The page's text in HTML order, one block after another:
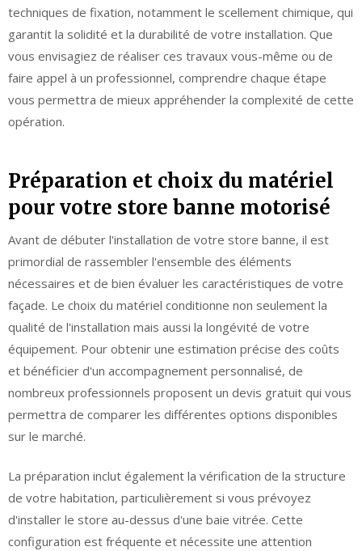
techniques de fixation, notamment le scellement chimique, qui
garantit la solidité et la durabilité de votre installation. Que
vous envisagiez de réaliser ces travaux vous-même ou de
faire appel à un professionnel, comprendre chaque étape
vous permettra de mieux appréhender la complexité de cette
opération.
Préparation et choix du matériel
pour votre store banne motorisé
Avant de débuter l'installation de votre store banne, il est
primordial de rassembler l'ensemble des éléments
nécessaires et de bien évaluer les caractéristiques de votre
façade. Le choix du matériel conditionne non seulement la
qualité de l'installation mais aussi la longévité de votre
équipement. Pour obtenir une estimation précise des coûts
et bénéficier d'un accompagnement personnalisé, de
nombreux professionnels proposent un devis gratuit qui vous
permettra de comparer les différentes options disponibles
sur le marché.
La préparation inclut également la vérification de la structure
de votre habitation, particulièrement si vous prévoyez
d'installer le store au-dessus d'une baie vitrée. Cette
configuration est fréquente et nécessite une attention